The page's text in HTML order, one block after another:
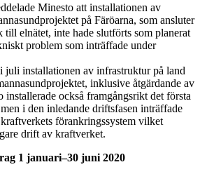
Minesto att installationen av
på Färöarna, som ansluter
till elnätet, inte hade slutförts som planerat
problem som inträffade under
juli installationen av infrastruktur på land
inklusive åtgärdande av
installerade också framgångsrikt det första
i den inledande driftsfasen inträffade
förankringssystem vilket
drift av kraftverket.
1 januari–30 juni 2020